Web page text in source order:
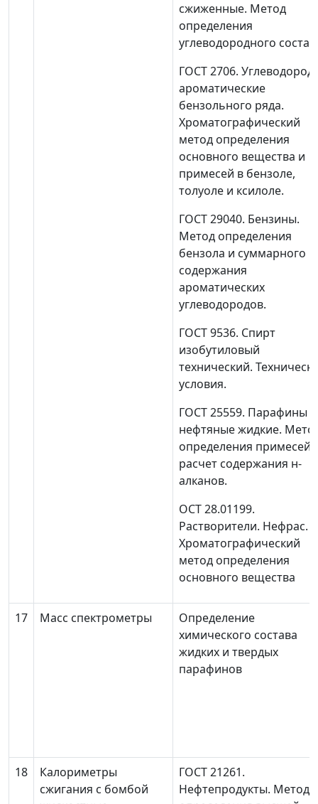
сжиженные. Метод
определения
углеводородного
ГОСТ 2706.
ароматические
бензольного ряда.
Хроматографический
метод определения
основного вещества и
примесей в бензоле,
толуоле и ксилоле.
ГОСТ 29040. Бензины.
Метод определения
бензола и суммарного
содержания
ароматических
углеводородов.
ГОСТ 9536. Спирт
изобутиловый
технический.
условия.
ГОСТ 25559. Парафины
нефтяные жидкие.
определения примесей
расчет содержания н-
алканов.
ОСТ 28.01199.
Растворители. Нефрас.
Хроматографический
метод определения
основного вещества
17 Масс спектрометры
Определение
химического состава
жидких и твердых
парафинов
18
Калориметры
сжигания с бомбой
ГОСТ 21261.
Нефтепродукты. Метод